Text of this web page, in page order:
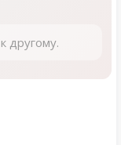
другому.